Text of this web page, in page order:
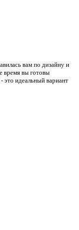
вам по дизайну и
время вы готовы
это идеальный вариант